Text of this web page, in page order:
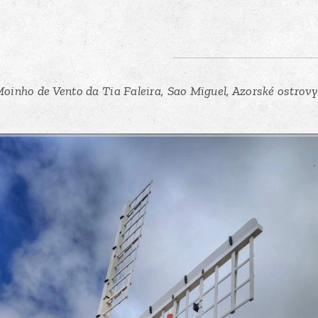
de Vento da Tia Faleira, Sao Miguel, Azorské